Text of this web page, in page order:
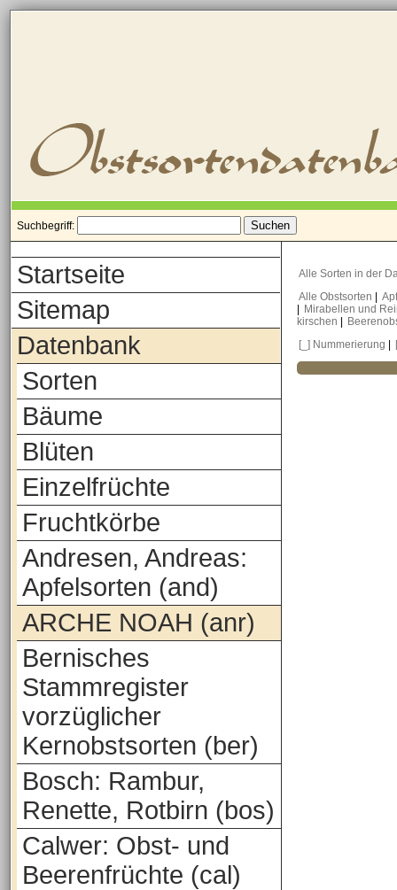
Suchbegriff:
Startseite
Sitemap
Datenbank
Sorten
Bäume
Blüten
Einzelfrüchte
Fruchtkörbe
Andresen, Andreas:
Apfelsorten (and)
ARCHE NOAH (anr)
Bernisches
Stammregister
vorzüglicher
Kernobstsorten (ber)
Bosch: Rambur,
Renette, Rotbirn (bos)
Calwer: Obst- und
Beerenfrüchte (cal)
Alle Sorten in der
Alle Obstsorten
Mirabellen und
kirschen
[_] Nummerierung